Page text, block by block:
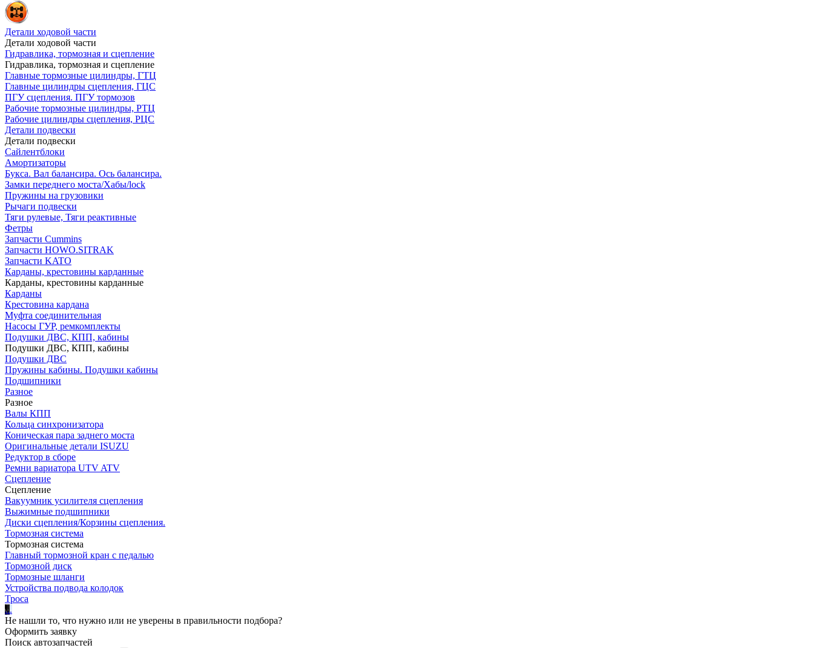
Детали ходовой части
Детали ходовой части
Гидравлика, тормозная и сцепление
Гидравлика, тормозная и сцепление
Главные тормозные цилиндры, ГТЦ
Главные цилиндры сцепления, ГЦС
ПГУ сцепления. ПГУ тормозов
Рабочие тормозные цилиндры, РТЦ
Рабочие цилиндры сцепления, РЦС
Детали подвески
Детали подвески
Cайлентблоки
Амортизаторы
Букса. Вал балансира. Ось балансира.
Замки переднего моста/Хабы/lock
Пружины на грузовики
Рычаги подвески
Тяги рулевые, Тяги реактивные
Фетры
Запчасти Cummins
Запчасти HOWO.SITRAK
Запчасти KATO
Карданы, крестовины карданные
Карданы, крестовины карданные
Карданы
Крестовина кардана
Муфта соединительная
Насосы ГУР, ремкомплекты
Подушки ДВС, КПП, кабины
Подушки ДВС, КПП, кабины
Подушки ДВС
Пружины кабины. Подушки кабины
Подшипники
Разное
Разное
Валы КПП
Кольца синхронизатора
Коническая пара заднего моста
Оригинальные детали ISUZU
Редуктор в сборе
Ремни вариатора UTV ATV
Сцепление
Сцепление
Вакуумник усилителя сцепления
Выжимные подшипники
Диски сцепления/Корзины сцепления.
Тормозная система
Тормозная система
Главный тормозной кран с педалью
Тормозной диск
Тормозные шланги
Устройства подвода колодок
Троса
...
Не нашли то, что нужно или не уверены в правильности подбора?
Оформить заявку
Поиск автозапчастей